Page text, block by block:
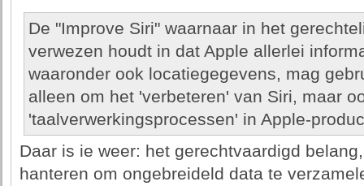
De "Improve Siri" waarnaar in het
verwezen houdt in dat Apple allerlei
waaronder ook locatiegegevens, mag
alleen om het 'verbeteren' van Siri, maar
'taalverwerkingsprocessen' in Apple-
Daar is ie weer: het gerechtvaardigd
hanteren om ongebreideld data te